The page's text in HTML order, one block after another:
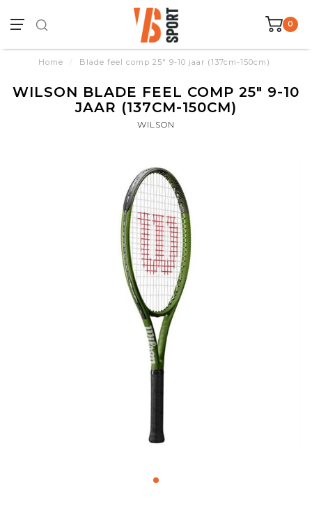
0
Home / Blade feel comp 25" 9-10 jaar (137cm-150cm)
WILSON BLADE FEEL COMP 25" 9-10
JAAR (137CM-150CM)
WILSON